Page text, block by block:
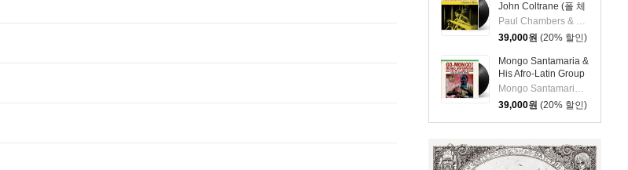
John Coltrane (폴 체
임버스 & 존 콜트레
인) - A Jazz
Delegation From the
East: Chamber's
Music [LP]
Paul Chambers & John Coltrane
39,000원 (20% 할인)
Mongo Santamaria &
His Afro-Latin Group
(몽고 산타마리아 &
히스 아프로 라틴 그
룹) - Go Mongo!
(Feat. Chick Corea)
Mongo Santamaria & His Afro-Latin Group
39,000원 (20% 할인)